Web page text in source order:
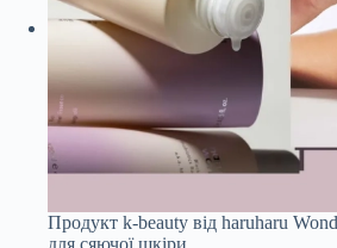
Продукт k-beauty від haruharu
для сяючої шкіри